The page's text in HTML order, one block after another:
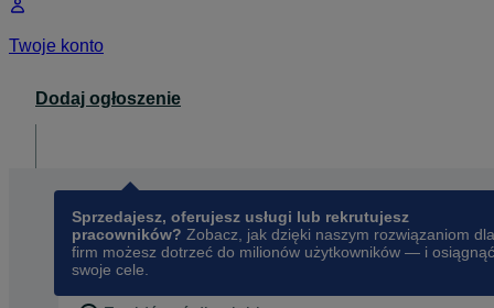
Twoje konto
Dodaj ogłoszenie
Sprzedajesz, oferujesz usługi lub rekrutujesz
pracowników? Zobacz, jak dzięki naszym rozwiązaniom dla
firm możesz dotrzeć do milionów użytkowników — i osiągnąć
swoje cele.